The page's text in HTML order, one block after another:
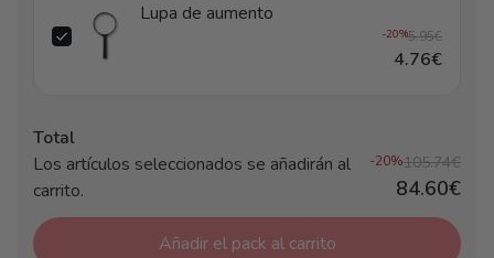
Lupa de aumento
-20%5.95€
4.76€
Total
Los artículos seleccionados se añadirán al
carrito.
-20%105.74€
84.60€
Añadir el pack al carrito